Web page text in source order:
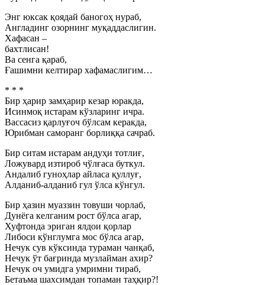
Энг юксак қоядай баногоҳ нураб,
Англадинг озорнинг муқаддаслигин.
Хафасан –
бахтлисан!
Ва сенга қараб,
Ғашимни келтирар хафамаслигим…
* * *
Бир ҳарир замҳарир кезар юракда,
Исинмоқ истарам кўзларинг ичра.
Вассасиз қарлуғоч бўлсам керакда,
Юрибман саморанг борлиққа сачраб.
Бир ситам истарам андуҳи тотлиғ,
Ложувард изтироб чўлғаса буткул.
Андалиб гуноҳлар айласа қуллуғ,
Алданиб-алданиб гул ўлса кўнгул.
Бир ҳазин муаззин товуши чорлаб,
Дунёга келганим рост бўлса агар,
Хуфтонда эриган ялдои қорлар
Либоси кўнглумга мос бўлса агар,
Нечук сув кўксинда тураман чанқаб,
Нечук ўт бағринда музлайман ахир?
Нечук оч умидга умримни тираб,
Бетаъма шахсимдан топаман таҳқир?!